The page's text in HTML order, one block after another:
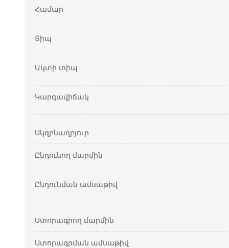
Համար
Տիպ
Ակտի տիպ
Կարգավիճակ
Սկզբնաղբյուր
Ընդունող մարմին
Ընդունման ամսաթիվ
Ստորագրող մարմին
Ստորագրման ամսաթիվ